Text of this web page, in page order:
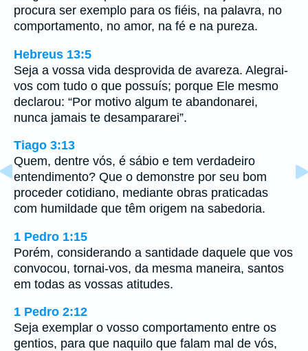
procura ser exemplo para os fiéis, na palavra, no
comportamento, no amor, na fé e na pureza.
Hebreus 13:5
Seja a vossa vida desprovida de avareza. Alegrai-
vos com tudo o que possuís; porque Ele mesmo
declarou: “Por motivo algum te abandonarei,
nunca jamais te desampararei”.
Tiago 3:13
Quem, dentre vós, é sábio e tem verdadeiro
entendimento? Que o demonstre por seu bom
proceder cotidiano, mediante obras praticadas
com humildade que têm origem na sabedoria.
1 Pedro 1:15
Porém, considerando a santidade daquele que vos
convocou, tornai-vos, da mesma maneira, santos
em todas as vossas atitudes.
1 Pedro 2:12
Seja exemplar o vosso comportamento entre os
gentios, para que naquilo que falam mal de vós,